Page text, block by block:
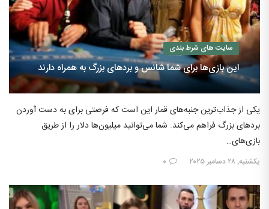
سایت های شرط بندی
این بازی‌ها برای شما شانس و بردهای بزرگ به همراه دارند
یکی از جذاب‌ترین جنبه‌های قمار این است که فرصتی برای به دست آوردن
بردهای بزرگ فراهم می‌کند. شما می‌توانید میلیون‌ها دلار را از طریق
بازی‌های…
یکشنبه, ۲۸ دسامبر ۲۰۲۵ ۰